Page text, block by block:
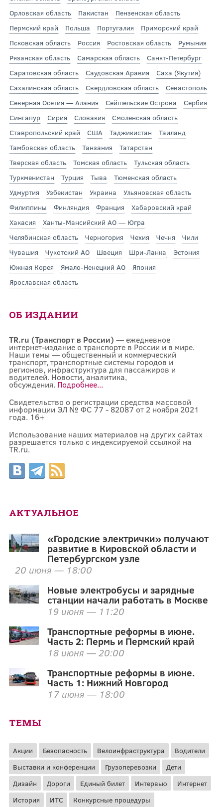
Орловская область
Пакистан
Пензенская область
Пермский край
Польша Португалия
Приморский край
Псковская область
Россия Ростовская область
Румыния
Рязанская область
Самарская область
Санкт-Петербург
Саратовская область
Саудовская Аравия
Саха (Якутия)
Сахалинская область
Свердловская область
Севастополь
Северная Осетия — Алания
Сейшельские Острова
Сербия
Сингапур
Сирия Словакия
Смоленская область
Ставропольский край
США Таджикистан
Таиланд
Тамбовская область
Танзания
Татарстан
Тверская область
Томская область
Тульская область
Туркменистан
Турция Тыва
Тюменская область
Удмуртия
Узбекистан Украина
Ульяновская область
Филиппины
Финляндия Франция
Хабаровский край
Хакасия
Ханты-Мансийский АО — Югра
Челябинская область
Черногория Чехия Чечня
Чили
Чувашия
Чукотский АО Швеция Шри-Ланка
Эстония
Южная Корея
Ямало-Ненецкий АО
Япония
Ярославская область
ОБ ИЗДАНИИ
TR.ru (Транспорт в России) — ежедневное
интернет-издание о транспорте в России и в мире.
Наши темы — общественный и коммерческий
транспорт, транспортные системы городов и
регионов, инфраструктура для пассажиров и
водителей. Новости, аналитика,
обсуждения. Подробнее...
Свидетельство о регистрации средства массовой
информации ЭЛ № ФС 77 - 82087 от 2 ноября 2021
года. 16+
Использование наших материалов на других сайтах
разрешается только с индексируемой ссылкой на
TR.ru.
АКТУАЛЬНОЕ
«Городские электрички» получают
развитие в Кировской области и
Петербургском узле
20 июня — 18:00
Новые электробусы и зарядные
станции начали работать в Москве
19 июня — 11:20
Транспортные реформы в июне.
Часть 2: Пермь и Пермский край
18 июня — 20:00
Транспортные реформы в июне.
Часть 1: Нижний Новгород
17 июня — 18:00
ТЕМЫ
Акции Безопасность Велоинфраструктура
Водители
Выставки и конференции
Грузоперевозки
Дети
Дизайн
Дороги Единый билет Интервью
Интернет
История
ИТС Конкурсные процедуры